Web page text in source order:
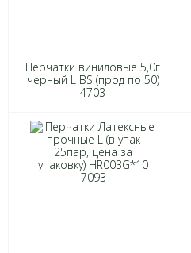
Перчатки виниловые 5,0г
черный L BS (прод по 50)
4703